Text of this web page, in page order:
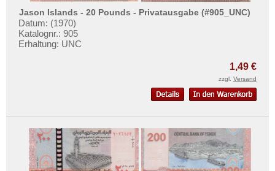
Jason Islands - 20 Pounds - Privatausgabe (#905_UNC)
Datum: (1970)
Katalognr.: 905
Erhaltung: UNC
1,49 €
zzgl. Versand